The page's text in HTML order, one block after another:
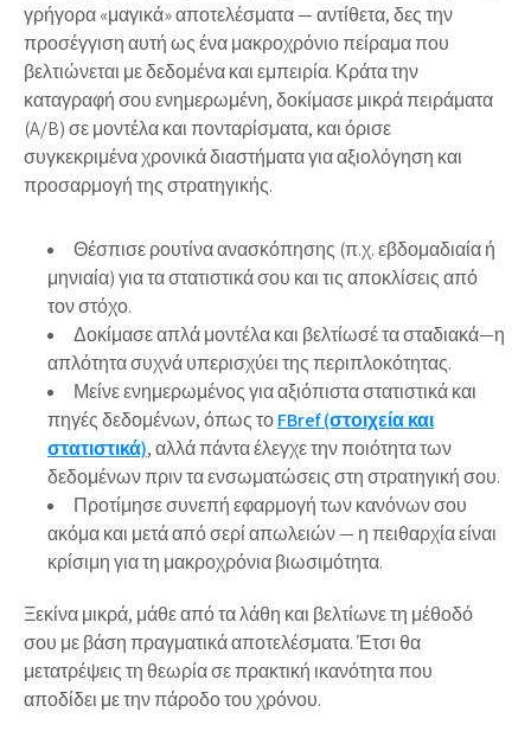
γρήγορα «μαγικά» αποτελέσματα — αντίθετα, δες την
προσέγγιση αυτή ως ένα μακροχρόνιο πείραμα που
βελτιώνεται με δεδομένα και εμπειρία. Κράτα την
καταγραφή σου ενημερωμένη, δοκίμασε μικρά πειράματα
(A/B) σε μοντέλα και πονταρίσματα, και όρισε
συγκεκριμένα χρονικά διαστήματα για αξιολόγηση και
προσαρμογή της στρατηγικής.
Θέσπισε ρουτίνα ανασκόπησης (π.χ. εβδομαδιαία ή
μηνιαία) για τα στατιστικά σου και τις αποκλίσεις από
τον στόχο.
Δοκίμασε απλά μοντέλα και βελτίωσέ τα σταδιακά—η
απλότητα συχνά υπερισχύει της περιπλοκότητας.
Μείνε ενημερωμένος για αξιόπιστα στατιστικά και
πηγές δεδομένων, όπως τοFBref (στοιχεία και
στατιστικά), αλλά πάντα έλεγχε την ποιότητα των
δεδομένων πριν τα ενσωματώσεις στη στρατηγική σου.
Προτίμησε συνεπή εφαρμογή των κανόνων σου
ακόμα και μετά από σερί απωλειών — η πειθαρχία είναι
κρίσιμη για τη μακροχρόνια βιωσιμότητα.
Ξεκίνα μικρά, μάθε από τα λάθη και βελτίωνε τη μέθοδό
σου με βάση πραγματικά αποτελέσματα. Έτσι θα
μετατρέψεις τη θεωρία σε πρακτική ικανότητα που
αποδίδει με την πάροδο του χρόνου.